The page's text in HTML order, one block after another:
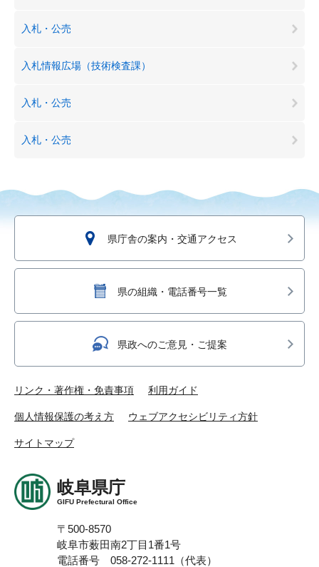
入札・公売
入札情報広場（技術検査課）
入札・公売
入札・公売
県庁舎の案内・交通アクセス
県の組織・電話番号一覧
県政へのご意見・ご提案
リンク・著作権・免責事項 利用ガイド
個人情報保護の考え方 ウェブアクセシビリティ方針
サイトマップ
岐阜県庁
GIFU Prefectural Office
〒500-8570
岐阜市薮田南2丁目1番1号
電話番号 058-272-1111（代表）